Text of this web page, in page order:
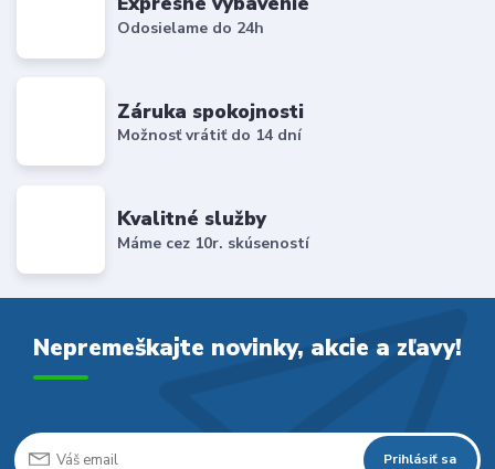
Odosielame do 24h
Záruka spokojnosti
Možnosť vrátiť do 14 dní
Kvalitné služby
Máme cez 10r. skúseností
Nepremeškajte novinky, akcie a zľavy!
Prihlásiť sa